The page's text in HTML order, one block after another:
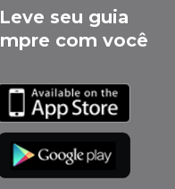
Leve seu guia
com você